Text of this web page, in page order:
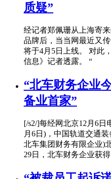
质疑”
经记者郑佩珊从上海寄
品牌后，当当网最近又
将于4月5日上线。 对此
信息》记者透露。 “
“北车财务企业
备业首家”
[/s2/]每经网北京12月6日
月6日)，中国轨道交通
北车集团财务有限企业)
29日，北车财务企业获得